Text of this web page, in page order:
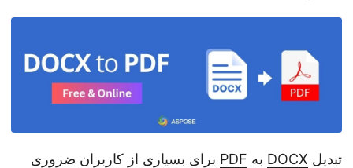
تبدیل DOCXبهPDFبرای بسیاری از کاربران ضروری